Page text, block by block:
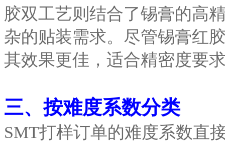
胶双工艺则结合了锡膏的高
杂的贴装需求。尽管锡膏红
其效果更佳，适合精密度要
三、按难度系数分类
SMT打样订单的难度系数直